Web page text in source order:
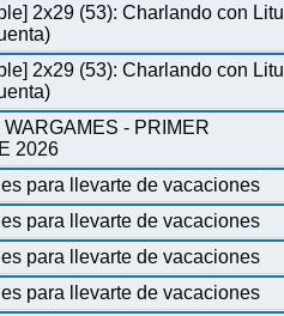
2x29 (53): Charlando con
2x29 (53): Charlando con
- PRIMER
2026
para llevarte de vacaciones
para llevarte de vacaciones
para llevarte de vacaciones
para llevarte de vacaciones